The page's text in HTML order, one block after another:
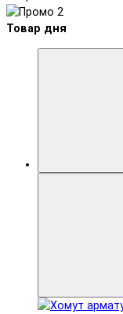
Товар дня